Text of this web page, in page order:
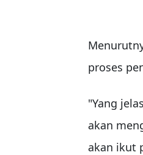
proses
"Yang
akan
akan ikut